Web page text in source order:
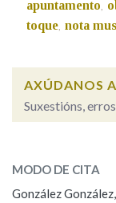
Nas definicións
Nos exemplos
apuntamento,
toque, nota
AXÚDANOS
Suxestións,
ESCOLLE
MODO DE CITA
González